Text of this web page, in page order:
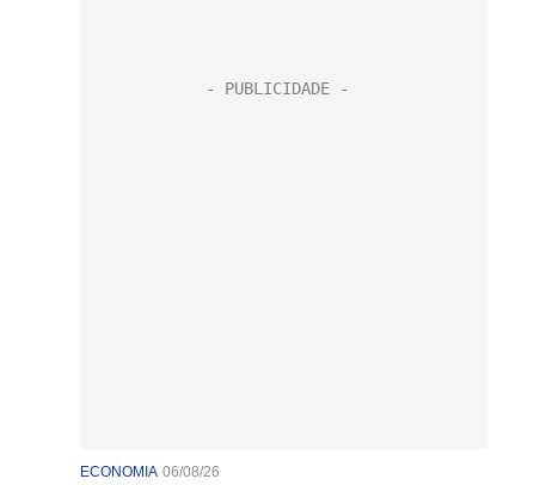
ECONOMIA 06/08/26